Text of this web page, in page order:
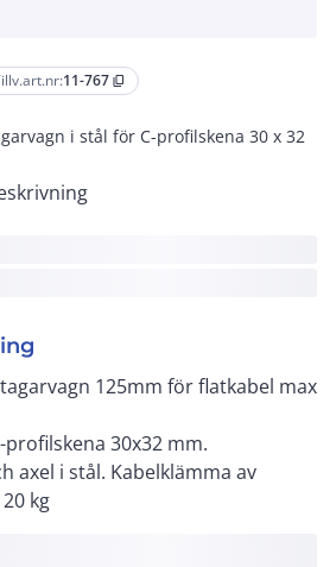
11-767 content_copy
i stål för C-profilskena 30 x 32
125mm för flatkabel max
30x32 mm.
axel i stål. Kabelklämma av
kg